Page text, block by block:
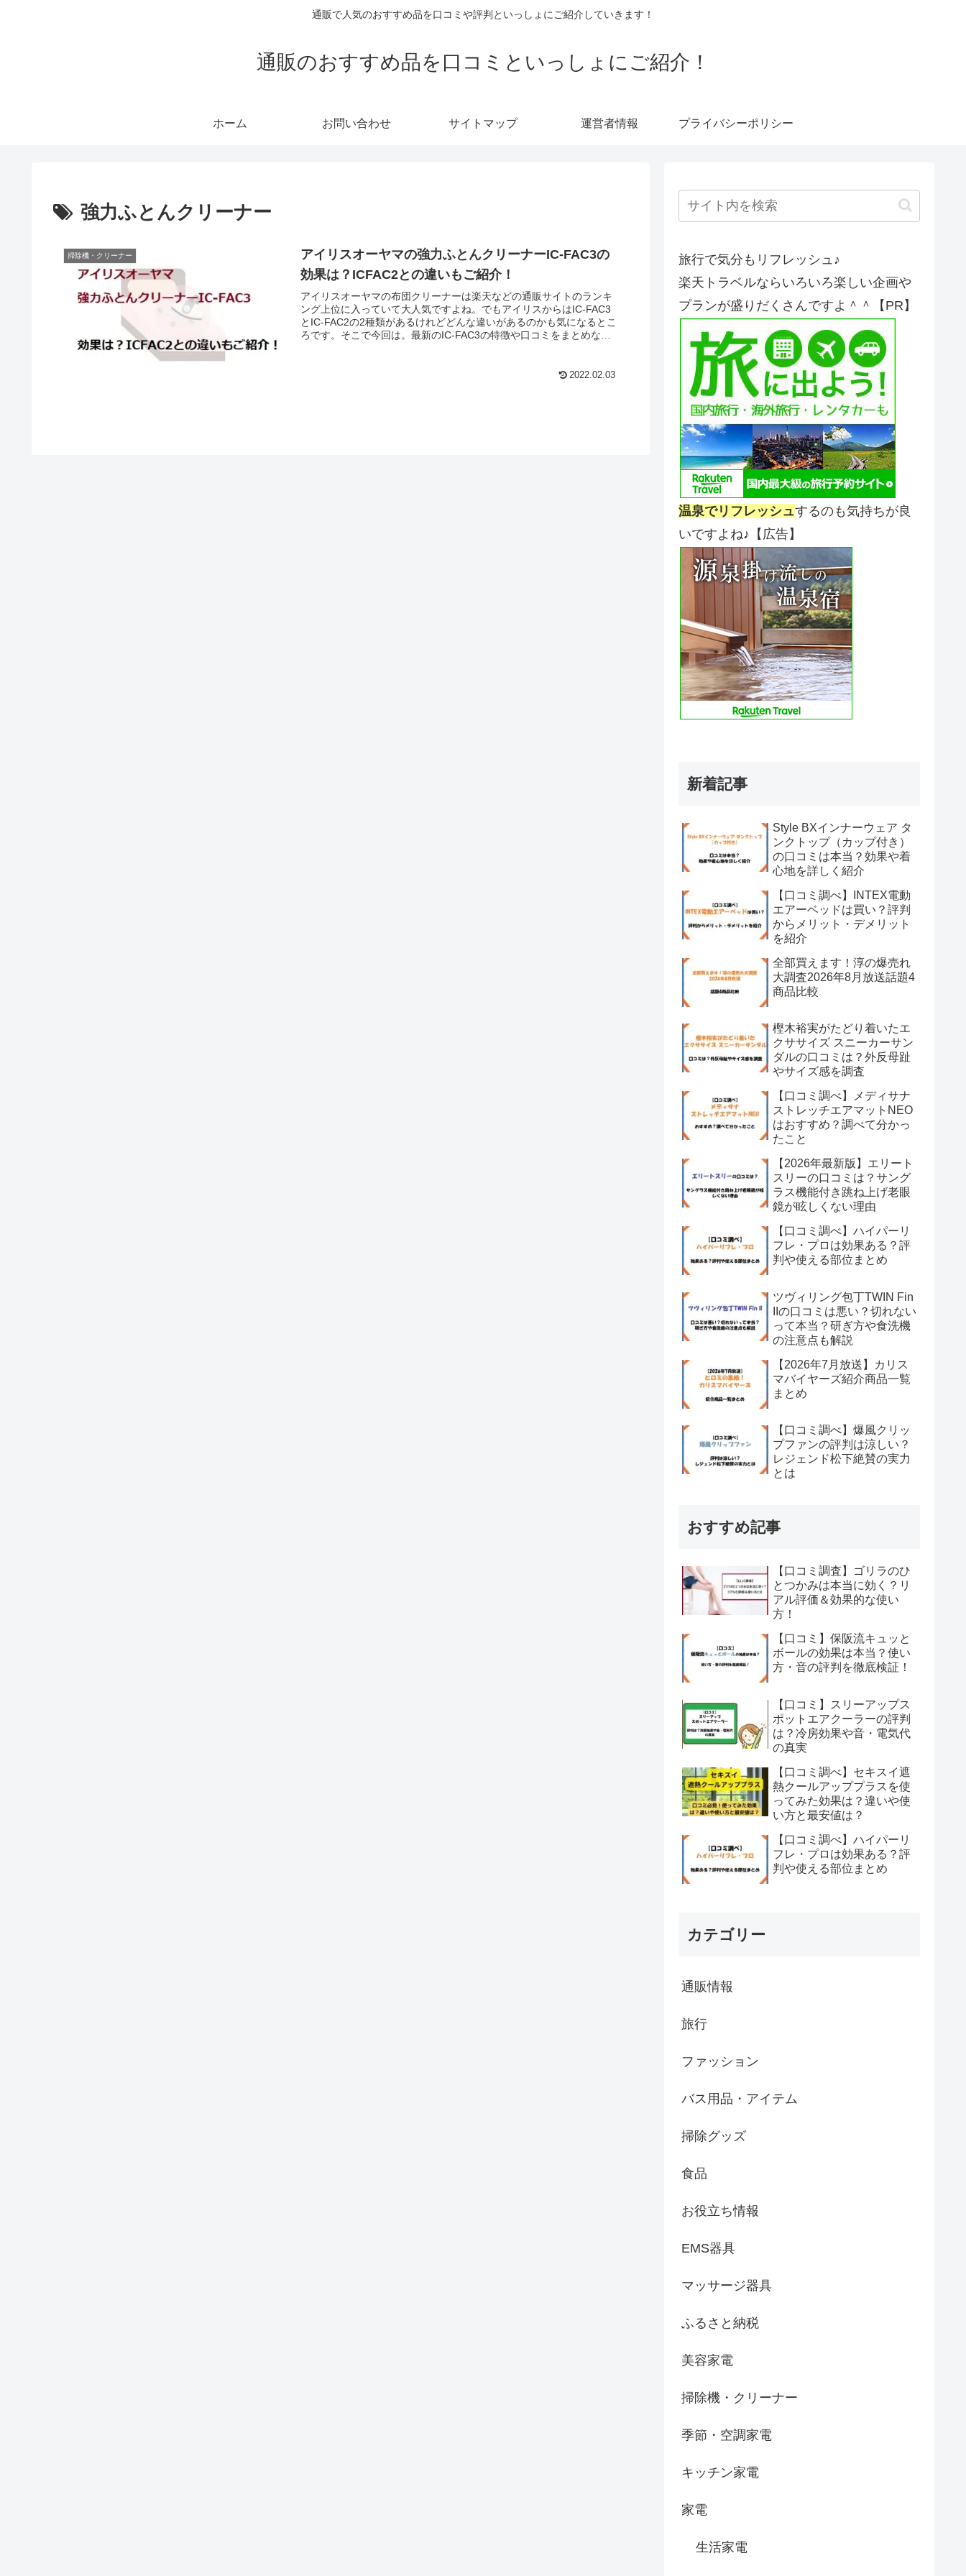
通販で人気のおすすめ品を口コミや評判といっしょにご紹介していきます！
通販のおすすめ品を口コミといっしょにご紹介！
ホーム お問い合わせ サイトマップ 運営者情報 プライバシーポリシー
強力ふとんクリーナー
掃除機・クリーナー
アイリスオーヤマの強力ふとんクリーナーIC-FAC3の
効果は？ICFAC2との違いもご紹介！
アイリスオーヤマの布団クリーナーは楽天などの通販サイトのランキ
ング上位に入っていて大人気ですよね。でもアイリスからはIC-FAC3
とIC-FAC2の2種類があるけれどどんな違いがあるのかも気になるとこ
ろです。そこで今回は。最新のIC-FAC3の特徴や口コミをまとめなが
2022.02.03
旅行で気分もリフレッシュ♪
楽天トラベルならいろいろ楽しい企画や
プランが盛りだくさんですよ＾＾【PR】
温泉でリフレッシュするのも気持ちが良
いですよね♪【広告】
新着記事
Style BXインナーウェア タ
ンクトップ（カップ付き）
の口コミは本当？効果や着
心地を詳しく紹介
【口コミ調べ】INTEX電動
エアーベッドは買い？評判
からメリット・デメリット
を紹介
全部買えます！淳の爆売れ
大調査2026年8月放送話題4
商品比較
樫木裕実がたどり着いたエ
クササイズ スニーカーサン
ダルの口コミは？外反母趾
やサイズ感を調査
【口コミ調べ】メディサナ
ストレッチエアマットNEO
はおすすめ？調べて分かっ
たこと
【2026年最新版】エリート
スリーの口コミは？サング
ラス機能付き跳ね上げ老眼
鏡が眩しくない理由
【口コミ調べ】ハイパーリ
フレ・プロは効果ある？評
判や使える部位まとめ
ツヴィリング包丁TWIN Fin
IIの口コミは悪い？切れない
って本当？研ぎ方や食洗機
の注意点も解説
【2026年7月放送】カリス
マバイヤーズ紹介商品一覧
まとめ
【口コミ調べ】爆風クリッ
プファンの評判は涼しい？
レジェンド松下絶賛の実力
とは
おすすめ記事
【口コミ調査】ゴリラのひ
とつかみは本当に効く？リ
アル評価＆効果的な使い
方！
【口コミ】保阪流キュッと
ボールの効果は本当？使い
方・音の評判を徹底検証！
【口コミ】スリーアップス
ポットエアクーラーの評判
は？冷房効果や音・電気代
の真実
【口コミ調べ】セキスイ遮
熱クールアッププラスを使
ってみた効果は？違いや使
い方と最安値は？
【口コミ調べ】ハイパーリ
フレ・プロは効果ある？評
判や使える部位まとめ
カテゴリー
通販情報
旅行
ファッション
バス用品・アイテム
掃除グッズ
食品
お役立ち情報
EMS器具
マッサージ器具
ふるさと納税
美容家電
掃除機・クリーナー
季節・空調家電
キッチン家電
家電
生活家電